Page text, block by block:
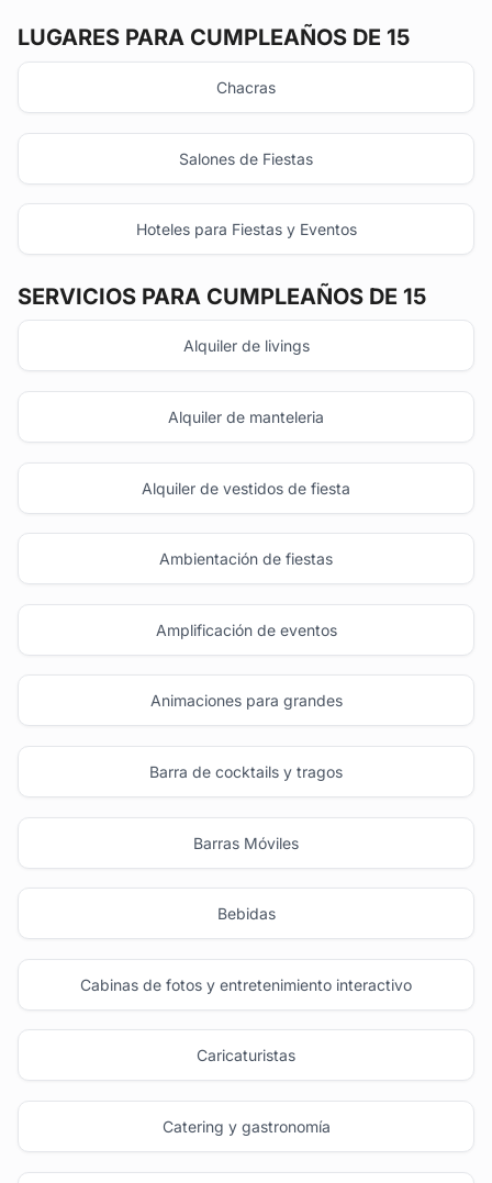
LUGARES PARA CUMPLEAÑOS DE 15
Chacras
Salones de Fiestas
Hoteles para Fiestas y Eventos
SERVICIOS PARA CUMPLEAÑOS DE 15
Alquiler de livings
Alquiler de manteleria
Alquiler de vestidos de fiesta
Ambientación de fiestas
Amplificación de eventos
Animaciones para grandes
Barra de cocktails y tragos
Barras Móviles
Bebidas
Cabinas de fotos y entretenimiento interactivo
Caricaturistas
Catering y gastronomía